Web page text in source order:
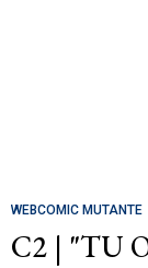
WEBCOMIC MUTANTE
C2 | "TU